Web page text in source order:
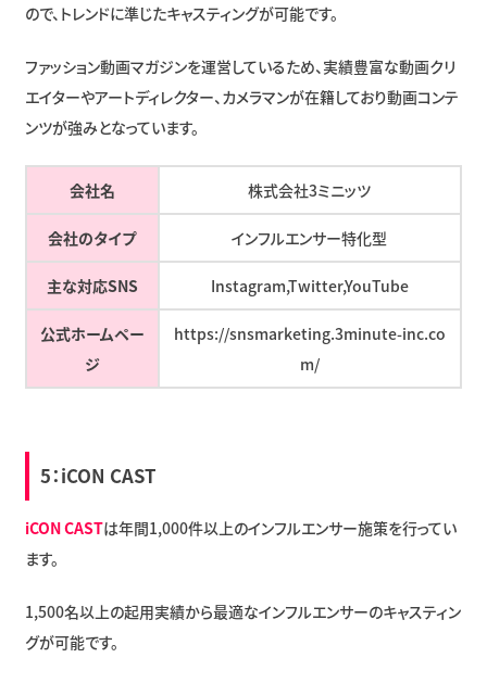
ので、トレンドに準じたキャスティングが可能です。
ファッション動画マガジンを運営しているため、実績豊富な動画クリ
エイターやアートディレクター、カメラマンが在籍しており動画コンテ
ンツが強みとなっています。
会社名 株式会社3ミニッツ
会社のタイプ インフルエンサー特化型
主な対応SNS Instagram,Twitter,YouTube
公式ホームペー
ジ
https://snsmarketing.3minute-inc.co
m/
5：iCON CAST
iCON CASTは年間1,000件以上のインフルエンサー施策を行ってい
ます。
1,500名以上の起用実績から最適なインフルエンサーのキャスティン
グが可能です。